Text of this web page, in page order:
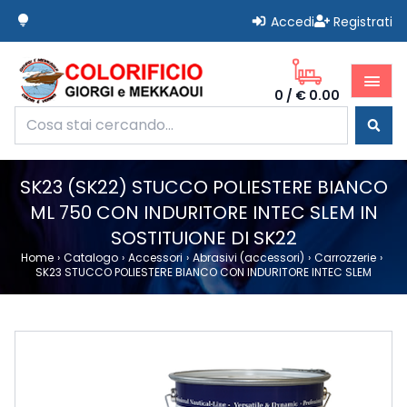
lightbulb Accedi Registrati
Giorgi Mekkaoui Colorificio
0 / € 0.00
menu
Home
Prodotti
Novità
Offerte
Termini e Condizioni
Faqs
Contatti
SK23 (SK22) STUCCO POLIESTERE BIANCO
ML 750 CON INDURITORE INTEC SLEM IN
SOSTITUIONE DI SK22
Home › Catalogo › Accessori › Abrasivi (accessori) › Carrozzerie ›
SK23 STUCCO POLIESTERE BIANCO CON INDURITORE INTEC SLEM